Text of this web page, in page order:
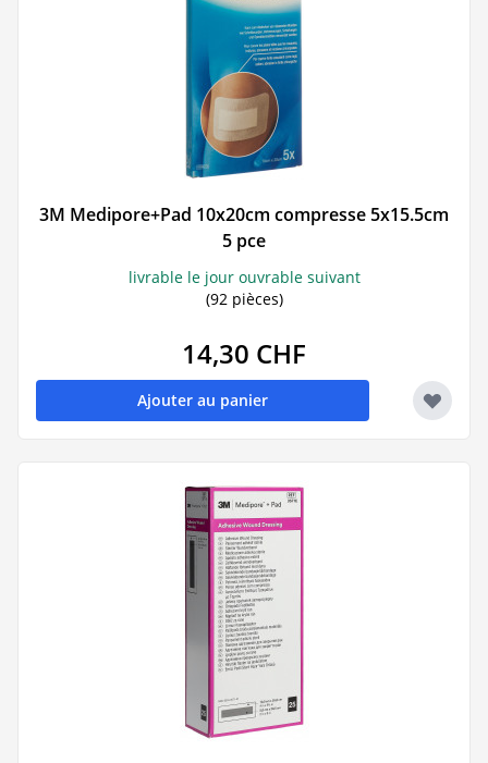
3M Medipore+Pad 10x20cm compresse 5x15.5cm
5 pce
livrable le jour ouvrable suivant
(92 pièces)
14,30 CHF
Ajouter au panier